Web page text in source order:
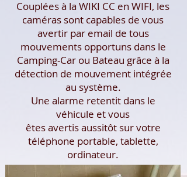
Couplées à la WIKI CC en WIFI, les
caméras sont capables de vous
avertir par email de tous
mouvements opportuns dans le
Camping-Car ou Bateau grâce à la
détection de mouvement intégrée
au système.
Une alarme retentit dans le
véhicule et vous
êtes avertis aussitôt sur votre
téléphone portable, tablette,
ordinateur.